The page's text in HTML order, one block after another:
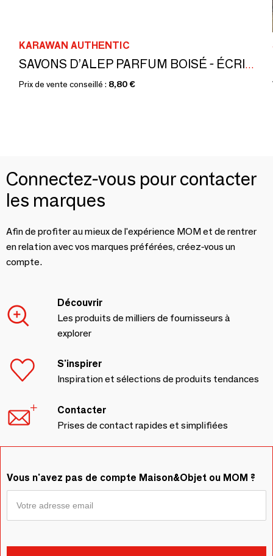
KARAWAN AUTHENTIC
SAVONS D’ALEP PARFUM BOISÉ - ÉCRINS DORÉS À L’OR CHAUD - JENJIS
Prix de vente conseillé : 8,80 €
Connectez-vous pour contacter
les marques
Afin de profiter au mieux de l'expérience MOM et de rentrer
en relation avec vos marques préférées, créez-vous un
compte.
Découvrir
Les produits de milliers de fournisseurs à
explorer
S'inspirer
Inspiration et sélections de produits tendances
Contacter
Prises de contact rapides et simplifiées
Vous n'avez pas de compte Maison&Objet ou MOM ?